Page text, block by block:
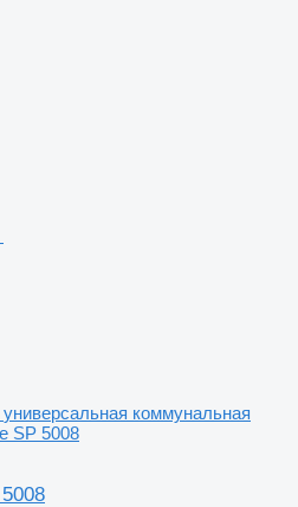
универсальная коммунальная
SP 5008